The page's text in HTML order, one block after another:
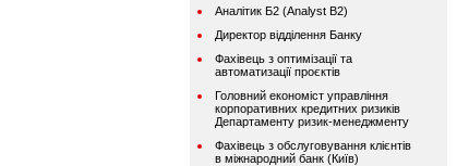
Аналітик Б2 (Analyst B2)
Директор відділення Банку
Фахівець з оптимізації та
автоматизації проєктів
Головний економіст управління
корпоративних кредитних ризиків
Департаменту ризик-менеджменту
Фахівець з обслуговування клієнтів
в міжнародний банк (Київ)